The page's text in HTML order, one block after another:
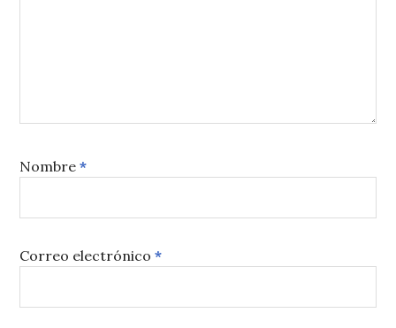
Nombre*
Correo electrónico*